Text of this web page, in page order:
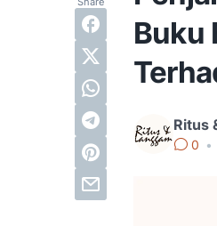
Buku
Ritus
0 •